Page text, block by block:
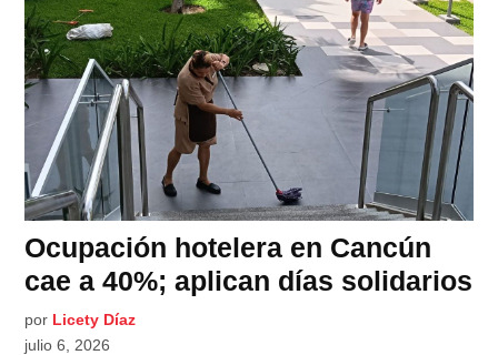
Ocupación hotelera en Cancún
cae a 40%; aplican días solidarios
por Licety Díaz
julio 6, 2026